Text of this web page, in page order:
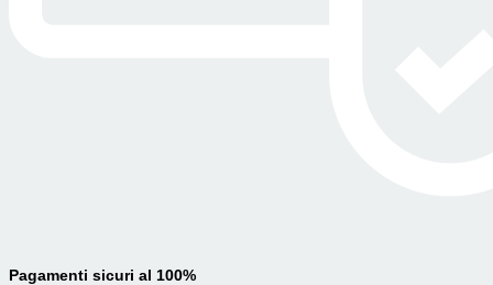
Pagamenti sicuri al 100%